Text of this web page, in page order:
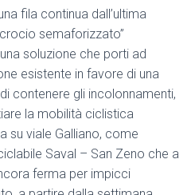
fila continua dall’ultima
semaforizzato”
soluzione che porti ad
esistente in favore di una
contenere gli incolonnamenti,
la mobilità ciclistica
su viale Galliano, come
Saval – San Zeno che a
ferma per impicci